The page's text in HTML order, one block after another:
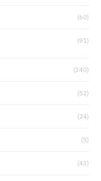
(60)
(91)
(340)
(52)
(24)
(5)
(43)